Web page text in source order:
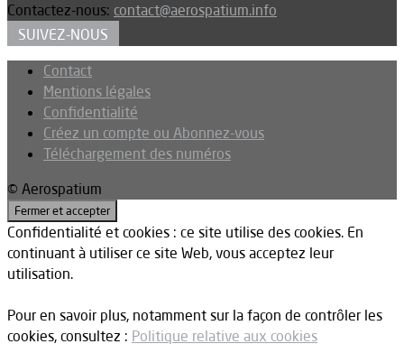
Contactez-nous: contact@aerospatium.info
SUIVEZ-NOUS
Contact
Mentions légales
Confidentialité
Créez un compte ou Abonnez-vous
Téléchargement des numéros
© Aerospatium
Confidentialité et cookies : ce site utilise des cookies. En
continuant à utiliser ce site Web, vous acceptez leur
utilisation.
Pour en savoir plus, notamment sur la façon de contrôler les
cookies, consultez : Politique relative aux cookies